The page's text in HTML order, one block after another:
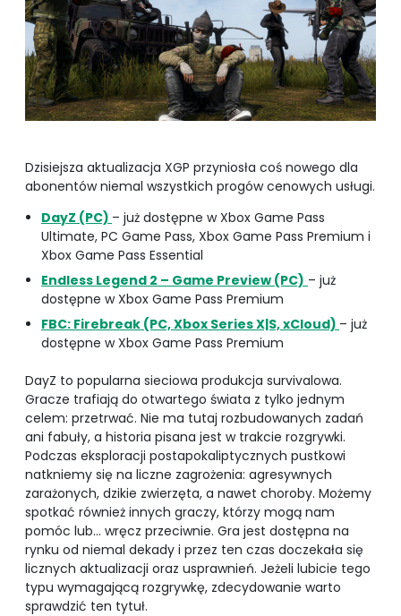
Dzisiejsza aktualizacja XGP przyniosła coś nowego dla
abonentów niemal wszystkich progów cenowych usługi.
DayZ (PC) – już dostępne w Xbox Game Pass
Ultimate, PC Game Pass, Xbox Game Pass Premium i
Xbox Game Pass Essential
Endless Legend 2 – Game Preview (PC) – już
dostępne w Xbox Game Pass Premium
FBC: Firebreak (PC, Xbox Series X|S, xCloud) – już
dostępne w Xbox Game Pass Premium
DayZ to popularna sieciowa produkcja survivalowa.
Gracze trafiają do otwartego świata z tylko jednym
celem: przetrwać. Nie ma tutaj rozbudowanych zadań
ani fabuły, a historia pisana jest w trakcie rozgrywki.
Podczas eksploracji postapokaliptycznych pustkowi
natkniemy się na liczne zagrożenia: agresywnych
zarażonych, dzikie zwierzęta, a nawet choroby. Możemy
spotkać również innych graczy, którzy mogą nam
pomóc lub… wręcz przeciwnie. Gra jest dostępna na
rynku od niemal dekady i przez ten czas doczekała się
licznych aktualizacji oraz usprawnień. Jeżeli lubicie tego
typu wymagającą rozgrywkę, zdecydowanie warto
sprawdzić ten tytuł.